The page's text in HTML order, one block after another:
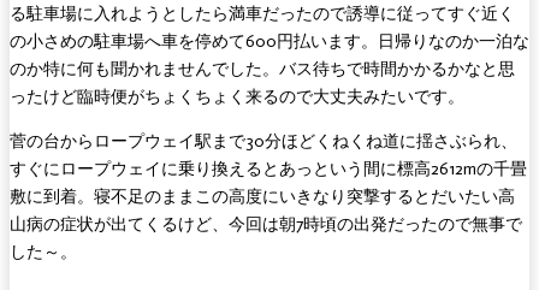
る駐車場に入れようとしたら満車だったので誘導に従ってすぐ近く
の小さめの駐車場へ車を停めて600円払います。日帰りなのか一泊な
のか特に何も聞かれませんでした。バス待ちで時間かかるかなと思
ったけど臨時便がちょくちょく来るので大丈夫みたいです。
菅の台からロープウェイ駅まで30分ほどくねくね道に揺さぶられ、
すぐにロープウェイに乗り換えるとあっという間に標高2612mの千畳
敷に到着。寝不足のままこの高度にいきなり突撃するとだいたい高
山病の症状が出てくるけど、今回は朝7時頃の出発だったので無事で
した～。